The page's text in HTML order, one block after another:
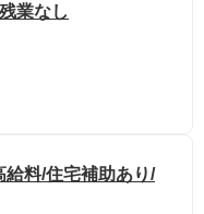
業なし
料/住宅補助あり/